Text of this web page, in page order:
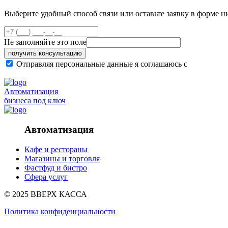
Выберите удобный способ связи или оставьте заявку в форме
Не заполняйте это поле
получить консультацию
Отправляя персональные данные я соглашаюсь с
Автоматизация
бизнеса под ключ
Автоматизация
Кафе и рестораны
Магазины и торговля
Фастфуд и бистро
Сфера услуг
© 2025 ВВЕРХ КАССА
Политика конфиденциальности